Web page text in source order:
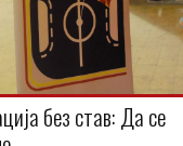
без став: Да се